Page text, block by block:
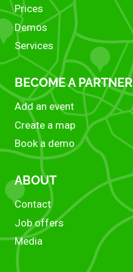
Prices
Demos
Services
BECOME A PARTNER
Add an event
Create a map
Book a demo
ABOUT
Contact
Job offers
Media